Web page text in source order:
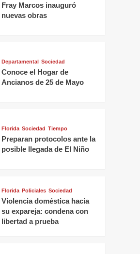
Fray Marcos inauguró
nuevas obras
Departamental Sociedad
Conoce el Hogar de
Ancianos de 25 de Mayo
Florida Sociedad Tiempo
Preparan protocolos ante la
posible llegada de El Niño
Florida Policiales Sociedad
Violencia doméstica hacia
su expareja: condena con
libertad a prueba